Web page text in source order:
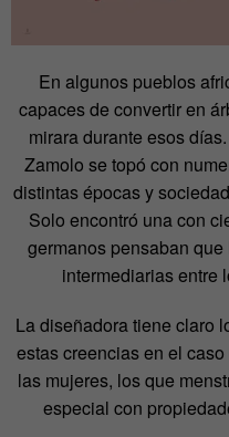
En algunos pueblos
capaces de convertir en
mirara durante esos
Zamolo se topó con
distintas épocas y
Solo encontró una con
germanos pensaban
intermediarias entre
La diseñadora tiene claro
estas creencias en el
las mujeres, los que
especial con